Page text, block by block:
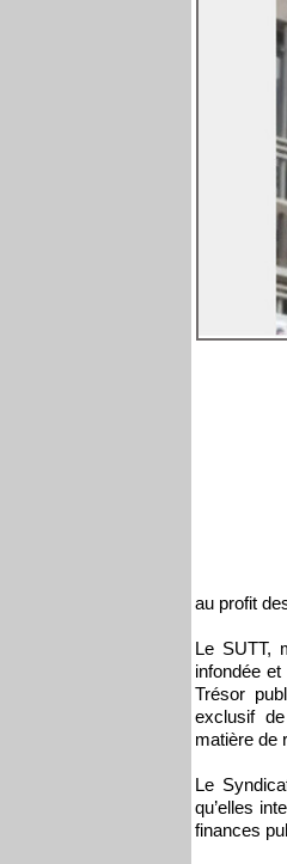
au profit
Le SUTT,
infondée
Trésor
exclusif
matière de
Le
qu’elles
finances